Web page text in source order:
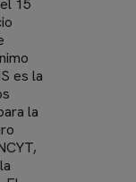
15
es la
la